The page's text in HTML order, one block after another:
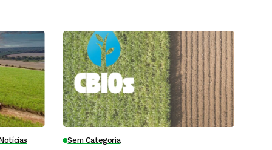
Sem Categoria